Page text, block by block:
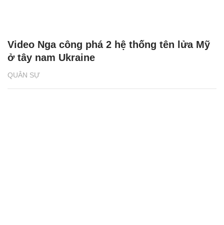
QUÂN SỰ
Video Nga công phá 2 hệ thống tên lửa Mỹ
ở tây nam Ukraine